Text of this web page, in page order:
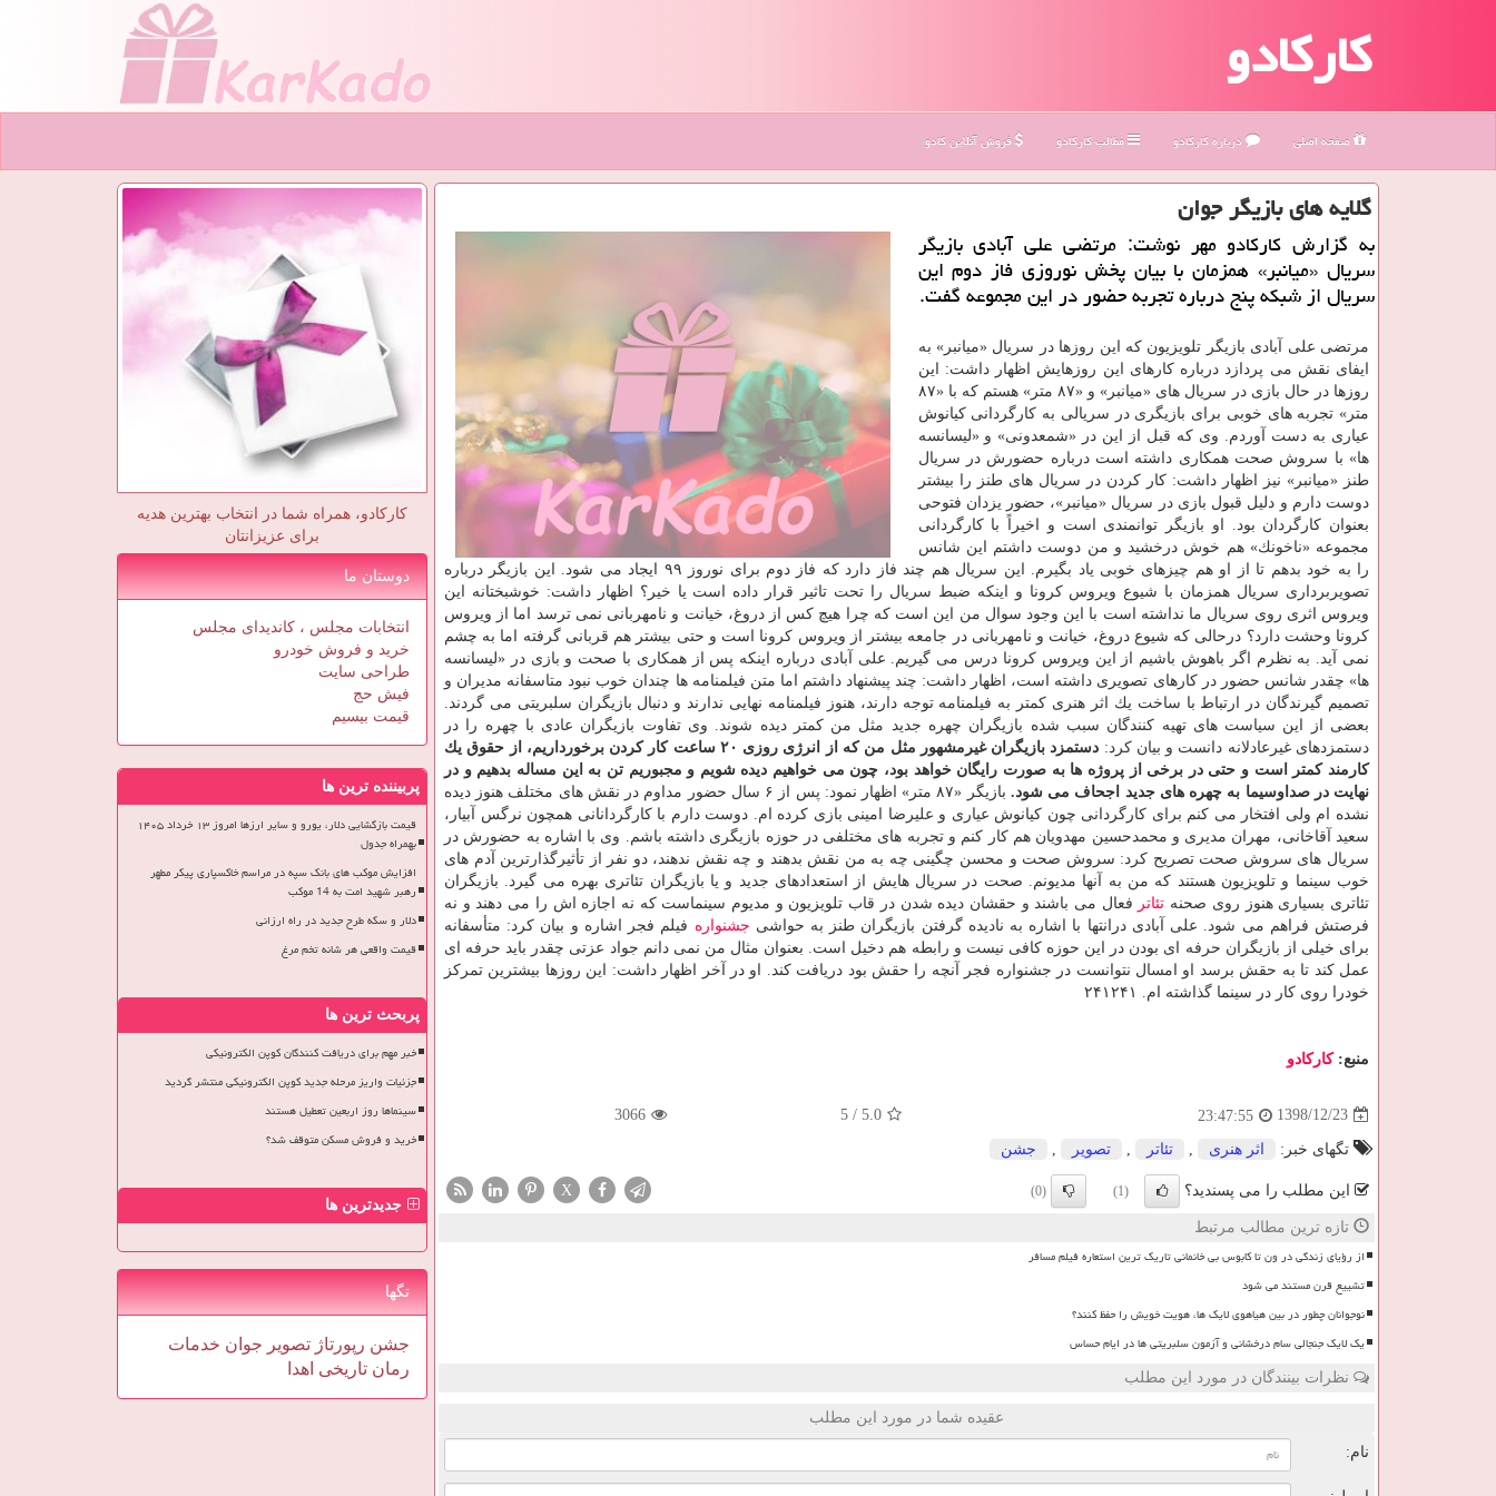
کارکادو
صفحه اصلی درباره كاركادو مطالب كاركادو فروش آنلاین کادو
گلایه های بازیگر جوان
به گزارش كاركادو مهر نوشت: مرتضی علی آبادی بازیگر
سریال «میانبر» همزمان با بیان پخش نوروزی فاز دوم این
سریال از شبكه پنج درباره تجربه حضور در این مجموعه گفت.
مرتضی علی آبادی بازیگر تلویزیون كه این روزها در سریال «میانبر» به
ایفای نقش می پردازد درباره كارهای این روزهایش اظهار داشت: این
روزها در حال بازی در سریال های «میانبر» و «۸۷ متر» هستم كه با «۸۷
متر» تجربه های خوبی برای بازیگری در سریالی به كارگردانی كیانوش
عیاری به دست آوردم. وی كه قبل از این در «شمعدونی» و «لیسانسه
ها» با سروش صحت همكاری داشته است درباره حضورش در سریال
طنز «میانبر» نیز اظهار داشت: كار كردن در سریال های طنز را بیشتر
دوست دارم و دلیل قبول بازی در سریال «میانبر»، حضور یزدان فتوحی
بعنوان كارگردان بود. او بازیگر توانمندی است و اخیراً با كارگردانی
مجموعه «ناخونك» هم خوش درخشید و من دوست داشتم این شانس
را به خود بدهم تا از او هم چیزهای خوبی یاد بگیرم. این سریال هم چند فاز دارد كه فاز دوم برای نوروز ۹۹ ایجاد می شود. این بازیگر درباره
تصویربرداری سریال همزمان با شیوع ویروس كرونا و اینكه ضبط سریال را تحت تاثیر قرار داده است یا خیر؟ اظهار داشت: خوشبختانه این
ویروس اثری روی سریال ما نداشته است با این وجود سوال من این است كه چرا هیچ كس از دروغ، خیانت و نامهربانی نمی ترسد اما از ویروس
كرونا وحشت دارد؟ درحالی كه شیوع دروغ، خیانت و نامهربانی در جامعه بیشتر از ویروس كرونا است و حتی بیشتر هم قربانی گرفته اما به چشم
نمی آید. به نظرم اگر باهوش باشیم از این ویروس كرونا درس می گیریم. علی آبادی درباره اینكه پس از همكاری با صحت و بازی در «لیسانسه
ها» چقدر شانس حضور در كارهای تصویری داشته است، اظهار داشت: چند پیشنهاد داشتم اما متن فیلمنامه ها چندان خوب نبود متاسفانه مدیران و
تصمیم گیرندگان در ارتباط با ساخت یك اثر هنری كمتر به فیلمنامه توجه دارند، هنوز فیلمنامه نهایی ندارند و دنبال بازیگران سلبریتی می گردند.
بعضی از این سیاست های تهیه كنندگان سبب شده بازیگران چهره جدید مثل من كمتر دیده شوند. وی تفاوت بازیگران عادی با چهره را در
دستمزدهای غیرعادلانه دانست و بیان كرد:
دستمزد بازیگران غیرمشهور مثل من كه از انرژی روزی ۲۰ ساعت كار كردن برخورداریم، از حقوق یك
كارمند كمتر است و حتی در برخی از پروژه ها به صورت رایگان خواهد بود، چون می خواهیم دیده شویم و مجبوریم تن به این مساله بدهیم و در
نهایت در صداوسیما به چهره های جدید اجحاف می شود.
بازیگر «۸۷ متر» اظهار نمود: پس از ۶ سال حضور مداوم در نقش های مختلف هنوز دیده
نشده ام ولی افتخار می كنم برای كارگردانی چون كیانوش عیاری و علیرضا امینی بازی كرده ام. دوست دارم با كارگردانانی همچون نرگس آبیار،
سعید آقاخانی، مهران مدیری و محمدحسین مهدویان هم كار كنم و تجربه های مختلفی در حوزه بازیگری داشته باشم. وی با اشاره به حضورش در
سریال های سروش صحت تصریح كرد: سروش صحت و محسن چگینی چه به من نقش بدهند و چه نقش ندهند، دو نفر از تأثیرگذارترین آدم های
خوب سینما و تلویزیون هستند كه من به آنها مدیونم. صحت در سریال هایش از استعدادهای جدید و یا بازیگران تئاتری بهره می گیرد. بازیگران
تئاتری بسیاری هنوز روی صحنه تئاتر فعال می باشند و حقشان دیده شدن در قاب تلویزیون و مدیوم سینماست كه نه اجازه اش را می دهند و نه
فرصتش فراهم می شود. علی آبادی درانتها با اشاره به نادیده گرفتن بازیگران طنز به حواشی جشنواره فیلم فجر اشاره و بیان كرد: متأسفانه
برای خیلی از بازیگران حرفه ای بودن در این حوزه كافی نیست و رابطه هم دخیل است. بعنوان مثال من نمی دانم جواد عزتی چقدر باید حرفه ای
عمل كند تا به حقش برسد او امسال نتوانست در جشنواره فجر آنچه را حقش بود دریافت كند. او در آخر اظهار داشت: این روزها بیشترین تمركز
خودرا روی كار در سینما گذاشته ام. ۲۴۱۲۴۱
منبع:كاركادو
1398/12/23
23:47:55
5.0
/
5
3066
تگهای خبر: اثر هنری تئاتر تصویر جشن
این مطلب را می پسندید؟ (1)
(0)
X
تازه ترین مطالب مرتبط
از رؤیای زندگی در ون تا کابوس بی خانمانی تاریک ترین استعاره فیلم مسافر
تشییع قرن مستند می شود
نوجوانان چطور در بین هیاهوی لایک ها، هویت خویش را حفظ کنند؟
یک لایک جنجالی سام درخشانی و آزمون سلبریتی ها در ایام حساس
نظرات بینندگان در مورد این مطلب
عقیده شما در مورد این مطلب
نام:
کارکادو، همراه شما در انتخاب بهترین هدیه
برای عزیزانتان
دوستان ما
انتخابات مجلس ، کاندیدای مجلس
خرید و فروش خودرو
طراحی سایت
فیش حج
قیمت بیسیم
پربیننده ترین ها
قیمت بازگشایی دلار، یورو و سایر ارزها امروز ۱۳ خرداد ۱۴۰۵
بهمراه جدول
افزایش موکب های بانک سپه در مراسم خاکسپاری پیکر مطهر
رهبر شهید امت به 14 موکب
دلار و سکه طرح جدید در راه ارزانی
قیمت واقعی هر شانه تخم مرغ
پربحث ترین ها
خبر مهم برای دریافت کنندگان کوپن الکترونیکی
جزئیات واریز مرحله جدید کوپن الکترونیکی منتشر گردید
سینماها روز اربعین تعطیل هستند
خرید و فروش مسکن متوقف شد؟
جدیدترین ها
تگها
جشن رپورتاژ تصویر جوان خدمات
رمان تاریخی اهدا